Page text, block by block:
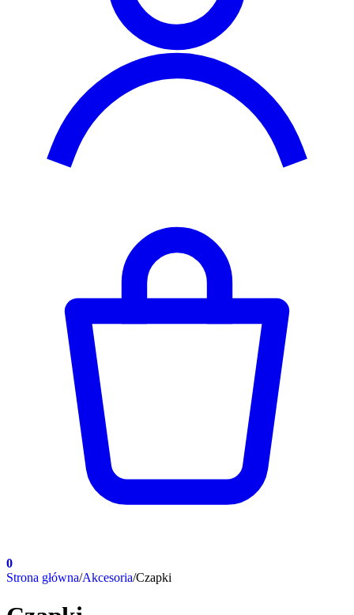
0
Strona główna/Akcesoria/Czapki